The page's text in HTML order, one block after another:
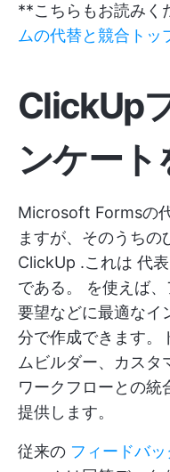
**こちらもお読みく
ムの代替と競合トッ
ClickUp
ンケート
Microsoft Formsの
ますが、そのうちの
ClickUp .これは 代
である。
を使えば
要望などに最適なイ
分で作成できます。
ムビルダー、カスタ
ワークフローとの統
提供します。
従来の フィードバ